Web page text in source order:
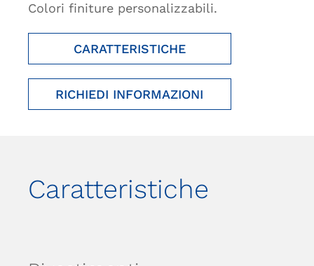
Colori finiture personalizzabili.
CARATTERISTICHE
RICHIEDI INFORMAZIONI
Caratteristiche